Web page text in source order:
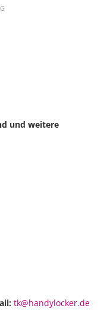
und weitere
tk@handylocker.de